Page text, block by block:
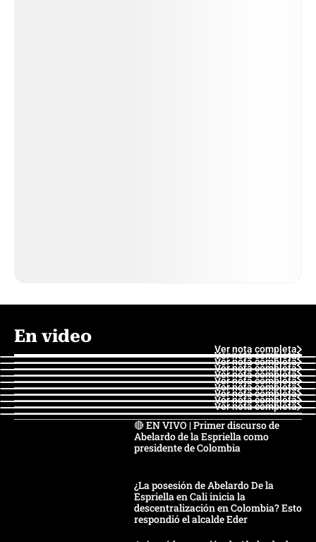
En video
Ver nota completa
Ver nota completa
Ver nota completa
Ver nota completa
Ver nota completa
Ver nota completa
Ver nota completa
Ver nota completa
Ver nota completa
Ver nota completa
🔴 EN VIVO | Primer discurso de
Abelardo de la Espriella como
presidente de Colombia
¿La posesión de Abelardo De la
Espriella en Cali inicia la
descentralización en Colombia? Esto
respondió el alcalde Eder